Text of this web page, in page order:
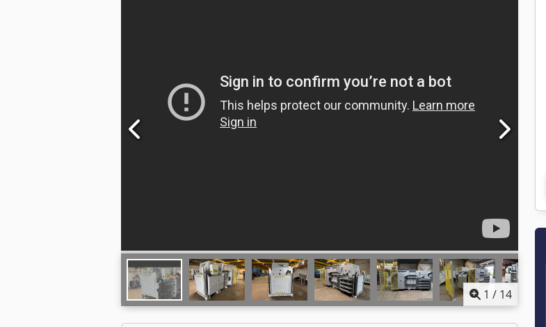
1 / 14